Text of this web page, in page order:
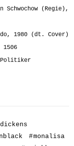
(Regie),
1980 (dt. Cover)
Politiker
#monalisa